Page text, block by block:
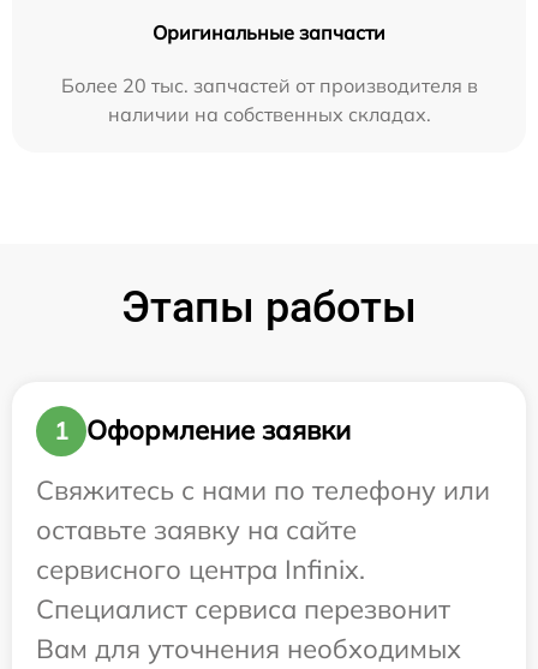
Оригинальные запчасти
Более 20 тыс. запчастей от производителя в
наличии на собственных складах.
Этапы работы
1
Оформление заявки
Свяжитесь с нами по телефону или
оставьте заявку на сайте
сервисного центра Infinix.
Специалист сервиса перезвонит
Вам для уточнения необходимых